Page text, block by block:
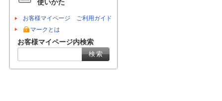
使いかた
お客様マイページ ご利用ガイド
マークとは
お客様マイページ内検索